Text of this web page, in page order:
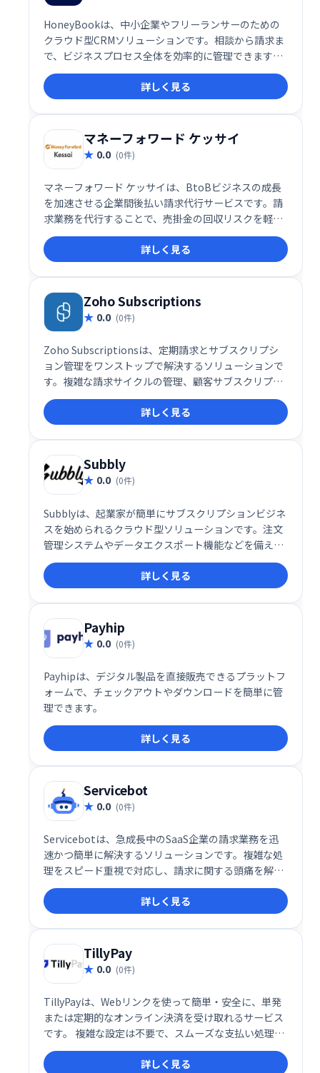
HoneyBookは、中小企業やフリーランサーのための
クラウド型CRMソリューションです。相談から請求ま
で、ビジネスプロセス全体を効率的に管理できます。
プロジェクト管理、顧客予約、請求書発行、オンライ
ン契約、支払い管理など、ビジネスに必要な機能をワ
ンストップで提供。スムーズなワークフローを実現
し、生産性を向上させます。
詳しく見る
マネーフォワード ケッサイ
0.0 (0件)
マネーフォワード ケッサイは、BtoBビジネスの成長
を加速させる企業間後払い請求代行サービスです。請
求業務を代行することで、売掛金の回収リスクを軽減
し、資金繰り改善に貢献します。業務効率化と売上拡
大を実現し、ビジネスの成長を強力にサポートしま
す。
詳しく見る
Zoho Subscriptions
0.0 (0件)
Zoho Subscriptionsは、定期請求とサブスクリプシ
ョン管理をワンストップで解決するソリューションで
す。複雑な請求サイクルの管理、顧客サブスクリプシ
ョンの監視、請求・支払いの自動化、分析までを網
羅。失敗した支払いの再試行管理にも対応し、ビジネ
ス成長をサポートします。LogiNextなど多くの企業に
選ばれています。
詳しく見る
Subbly
0.0 (0件)
Subblyは、起業家が簡単にサブスクリプションビジネ
スを始められるクラウド型ソリューションです。注文
管理システムやデータエクスポート機能などを備え、
スムーズなビジネス運営をサポートします。複雑な設
定は不要で、直感的な操作でサブスクリプションビジ
ネスを構築できます。
詳しく見る
Payhip
0.0 (0件)
Payhipは、デジタル製品を直接販売できるプラットフ
ォームで、チェックアウトやダウンロードを簡単に管
理できます。
詳しく見る
Servicebot
0.0 (0件)
Servicebotは、急成長中のSaaS企業の請求業務を迅
速かつ簡単に解決するソリューションです。複雑な処
理をスピード重視で対応し、請求に関する頭痛を解消
します。
詳しく見る
TillyPay
0.0 (0件)
TillyPayは、Webリンクを使って簡単・安全に、単発
または定期的なオンライン決済を受け取れるサービス
です。 複雑な設定は不要で、スムーズな支払い処理を
実現します。 顧客は手軽に支払いを完了でき、ビジネ
スオーナーは効率的に資金調達できます。 今すぐ
詳しく見る